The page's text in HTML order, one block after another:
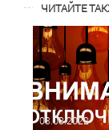
ЧИТАЙТЕ
03.08.2022